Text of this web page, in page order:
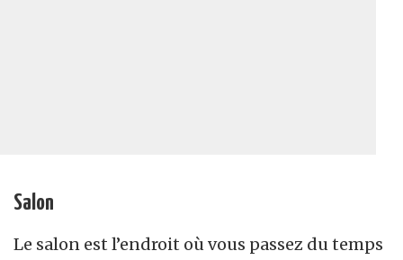
Salon
Le salon est l’endroit où vous passez du temps